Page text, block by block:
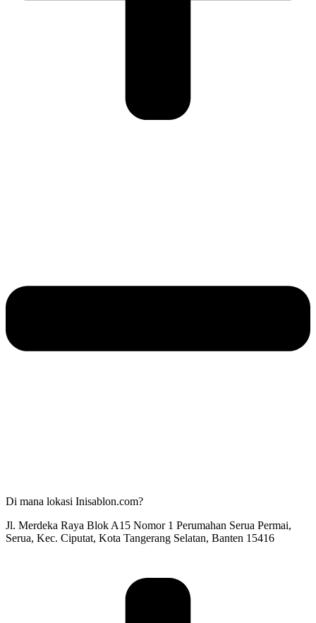
Di mana lokasi Inisablon.com?
Jl. Merdeka Raya Blok A15 Nomor 1 Perumahan Serua Permai,
Serua, Kec. Ciputat, Kota Tangerang Selatan, Banten 15416